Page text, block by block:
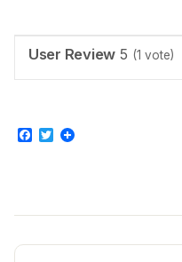
User Review 5 (1 vote)
Facebook
Twitter